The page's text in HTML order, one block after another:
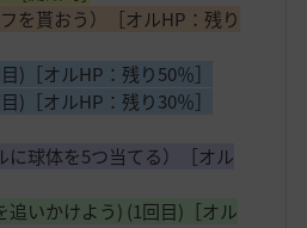
を貰おう）［オルHP：残り
)［オルHP：残り50％］
)［オルHP：残り30％］
に球体を5つ当てる）［オル
追いかけよう) (1回目)［オル